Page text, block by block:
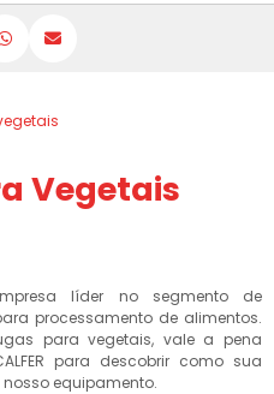
Vegetais
líder no segmento de
processamento de alimentos.
para vegetais, vale a pena
para descobrir como sua
equipamento.